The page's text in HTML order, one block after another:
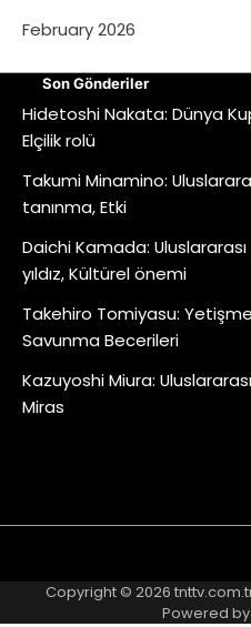
February 2026
Son Gönderiler
Hidetoshi Nakata: Dünya
Elçilik rolü
Takumi Minamino:
tanınma, Etki
Daichi Kamada:
yıldız, Kültürel önemi
Takehiro Tomiyasu:
Savunma Becerileri
Kazuyoshi Miura:
Miras
Copyright © 2026
Powered by